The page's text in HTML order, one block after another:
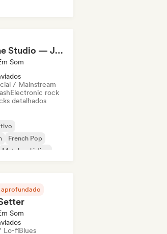
SmashTone Studio — Julien Meirone
Som
/ Mainstream
Electronic rock
detalhados
French Pop
Metal melódico
aprofundado
Som
Lo-fiBlues